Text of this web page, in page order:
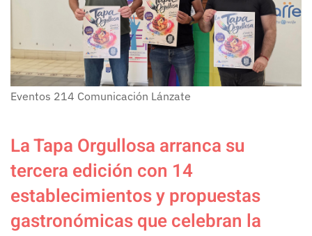
Eventos 214 Comunicación Lánzate
La Tapa Orgullosa arranca su
tercera edición con 14
establecimientos y propuestas
gastronómicas que celebran la